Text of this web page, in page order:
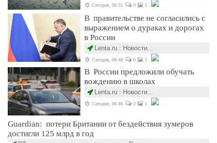
Сегодня, 06:51 0 1
В правительстве не согласились с
выражением о дураках и дорогах
в России
Lenta.ru : Новости...
Сегодня, 06:48 0 1
В России предложили обучать
вождению в школах
Lenta.ru : Новости...
Сегодня, 06:46 0 1
Guardian: потери Британии от бездействия зумеров
достигли 125 млрд в год